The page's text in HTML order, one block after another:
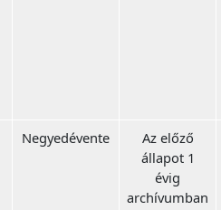
Negyedévente
Az előző
állapot 1
évig
archívumban